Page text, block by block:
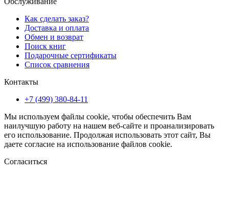
Как сделать заказ?
Доставка и оплата
Обмен и возврат
Поиск книг
Подарочные сертификаты
Список сравнения
Контакты
+7 (499) 380-84-11
Мы используем файлы cookie, чтобы обеспечить Вам
наилучшую работу на нашем веб-сайте и проанализировать
его использование. Продолжая использовать этот сайт, Вы
даете согласие на использование файлов cookie.
Согласиться